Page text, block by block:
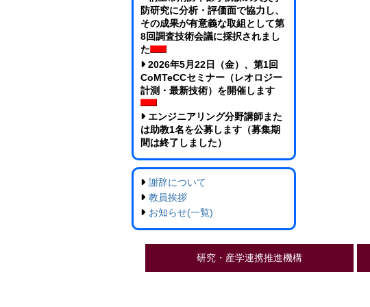
防研究に分析・評価面で協力し、
その成果が有意義な取組として第
8回調査技術会議に採択されまし
た
2026年5月22日（金）、第1回
CoMTeCCセミナー（レオロジー
計測・最新技術）を開催します
エンジニアリング分野講師また
は助教1名を公募します（募集期
間は終了しました）
謝辞について
教員挨拶
お知らせ(一覧)
研究・産学連携推進機構